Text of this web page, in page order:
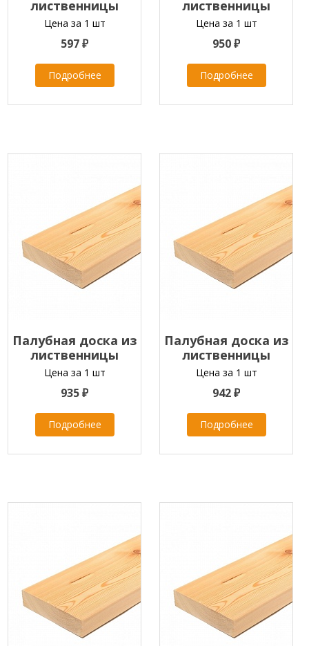
лиственницы
45х90х2000-4000 мм
класс А
Цена за 1 шт
597 ₽
Подробнее
лиственницы
45х140х2000-4000 мм
класс ЭКСТРА
Цена за 1 шт
950 ₽
Подробнее
Палубная доска из
лиственницы
45х140х2000-4000 мм
класс С
Цена за 1 шт
935 ₽
Подробнее
Палубная доска из
лиственницы
45х140х2000-4000 мм
класс ПРИМА
Цена за 1 шт
942 ₽
Подробнее